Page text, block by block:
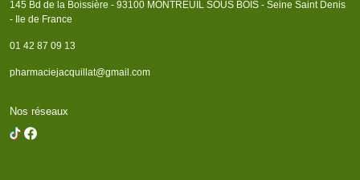
145 Bd de la Boissière - 93100 MONTREUIL SOUS BOIS - Seine Saint Denis
- Ile de France
01 42 87 09 13
pharmaciejacquillat@gmail.com
Nos réseaux